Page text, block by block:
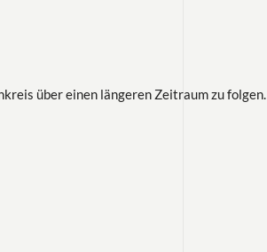
über einen längeren Zeitraum zu folgen.